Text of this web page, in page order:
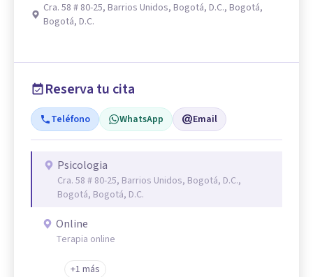
Cra. 58 # 80-25, Barrios Unidos, Bogotá, D.C., Bogotá,
Bogotá, D.C.
Reserva tu cita
Teléfono WhatsApp Email
Psicologia
Cra. 58 # 80-25, Barrios Unidos, Bogotá, D.C.,
Bogotá, Bogotá, D.C.
Online
Terapia online
+1 más